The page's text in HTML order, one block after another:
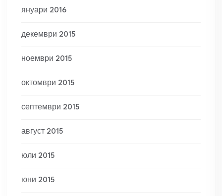
януари 2016
декември 2015
ноември 2015
октомври 2015
септември 2015
август 2015
юли 2015
юни 2015